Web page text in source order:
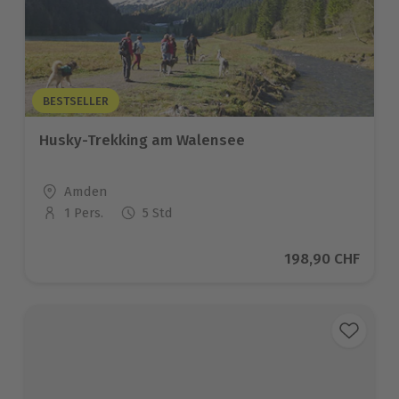
BESTSELLER
Husky-Trekking am Walensee
Standort
Amden
Anzahl der Teilnehmer
1 Pers. 5 Std
Aktueller Preis
198,90 CHF